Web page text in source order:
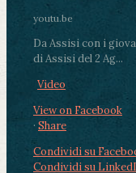
youtu.be
Da Assisi con i
di Assisi del 2 Ag...
Video
View on Facebook
· Share
Condividi su
Condividi su